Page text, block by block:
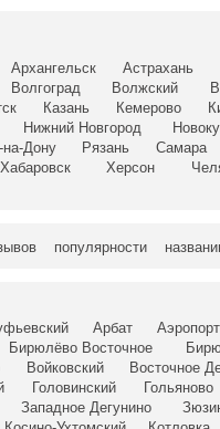
Архангельск Астрахань
Волгоград Волжский
Казань Кемерово
Нижний Новгород
на-Дону Рязань Самара
Хабаровск Херсон
популярности
Арбат Аэропорт
Бирюлёво Восточное
Войковский Восточное
Головинский Гольяново
Западное Дегунино